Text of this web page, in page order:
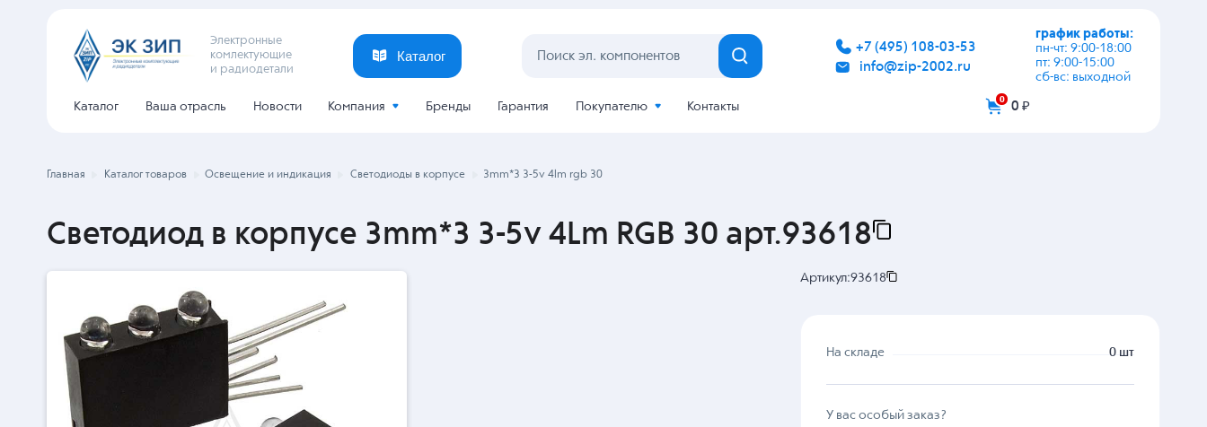
Электронные
комлектующие
и радиодетали
Каталог
+7 (495) 108-03-53
info@zip-2002.ru
график работы:
пн-чт: 9:00-18:00
пт: 9:00-15:00
сб-вс: выходной
Каталог Ваша отрасль Новости Компания Бренды Гарантия Покупателю Контакты
0 0 ₽
Главная Каталог товаров Освещение и индикация Светодиоды в корпусе 3mm*3 3-5v 4lm rgb 30
Светодиод в корпусе 3mm*3 3-5v 4Lm RGB 30 арт.93618
Артикул:93618
На складе 0 шт
У вас особый заказ?